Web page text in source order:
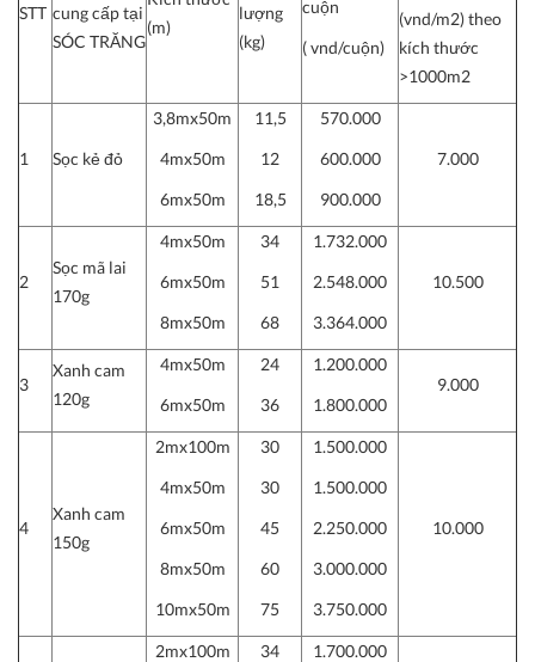
STT cung cấp tại
SÓC TRĂNG
(m)
lượng
(kg)
cuộn
( vnd/cuộn)
(vnd/m2) theo
kích thước
>1000m2
1 Sọc kẻ đỏ
3,8mx50m
4mx50m
6mx50m
11,5
12
18,5
570.000
600.000
900.000
7.000
2
Sọc mã lai
170g
4mx50m
6mx50m
8mx50m
34
51
68
1.732.000
2.548.000
3.364.000
10.500
3
Xanh cam
120g
4mx50m
6mx50m
24
36
1.200.000
1.800.000
9.000
4
Xanh cam
150g
2mx100m
4mx50m
6mx50m
8mx50m
10mx50m
30
30
45
60
75
1.500.000
1.500.000
2.250.000
3.000.000
3.750.000
10.000
2mx100m
34
1.700.000